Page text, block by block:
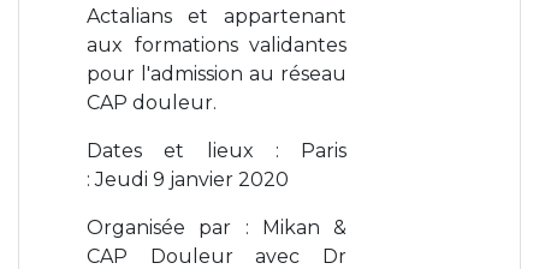
Actalians et appartenant
aux formations validantes
pour l'admission au réseau
CAP douleur.
Dates et lieux : Paris
: Jeudi 9 janvier 2020
Organisée par : Mikan &
CAP Douleur avec Dr